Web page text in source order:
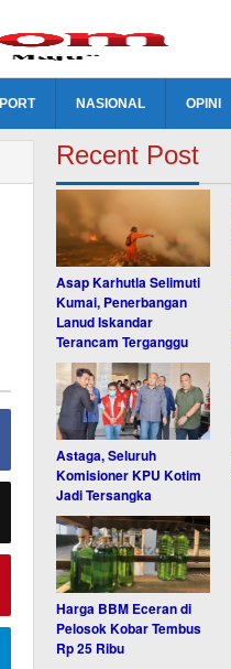
NASIONAL OPINI
Recent Post
Asap Karhutla Selimuti
Kumai, Penerbangan
Lanud Iskandar
Terancam Terganggu
Astaga, Seluruh
Komisioner KPU Kotim
Jadi Tersangka
Harga BBM Eceran di
Pelosok Kobar Tembus
Rp 25 Ribu